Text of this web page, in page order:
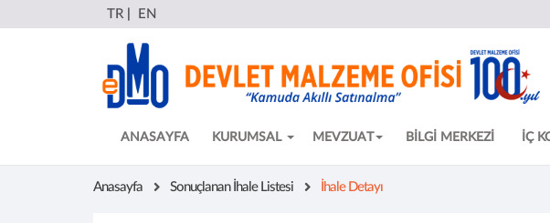
TR EN
ANASAYFA KURUMSAL MEVZUAT BİLGİ MERKEZİ İÇ
Anasayfa Sonuçlanan İhale Listesi İhale Detayı